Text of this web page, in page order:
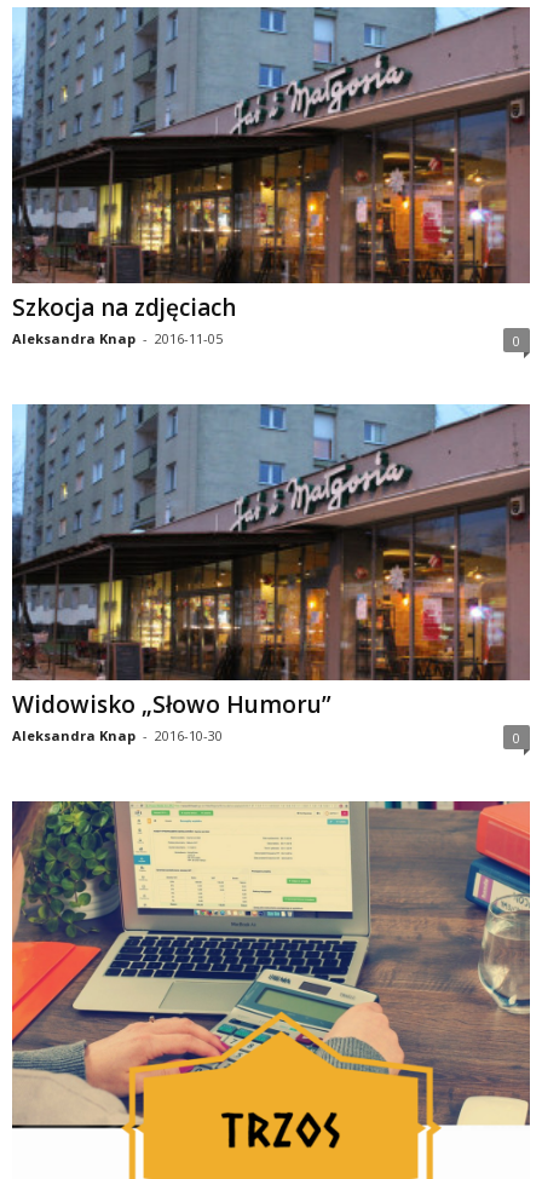
Szkocja na zdjęciach
Aleksandra Knap - 2016-11-05 0
Widowisko „Słowo Humoru”
Aleksandra Knap - 2016-10-30 0